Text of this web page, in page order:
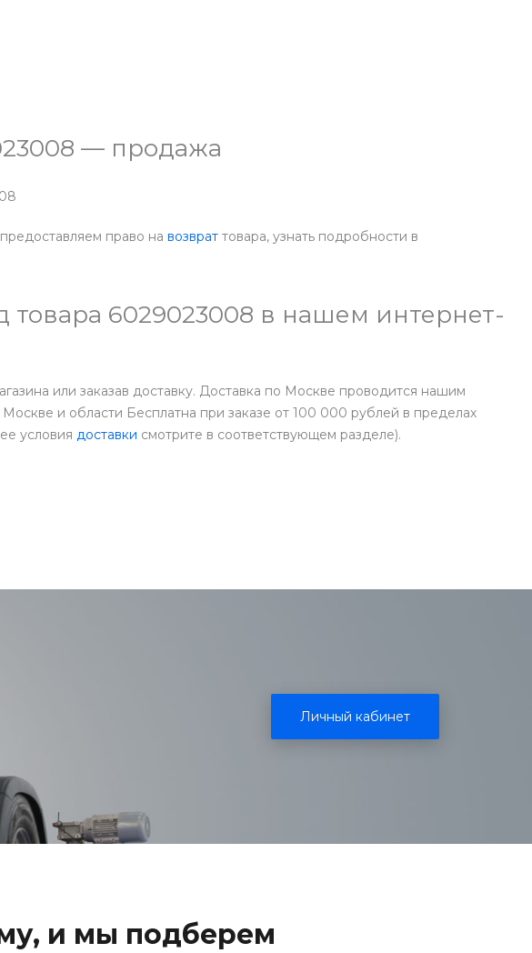
— продажа
право на возврат товара, узнать подробности в
товара 6029023008 в нашем интернет-
или заказав доставку. Доставка по Москве проводится нашим
и области Бесплатна при заказе от 100 000 рублей в пределах
условия доставки смотрите в соответствующем разделе).
Личный кабинет
и мы подберем